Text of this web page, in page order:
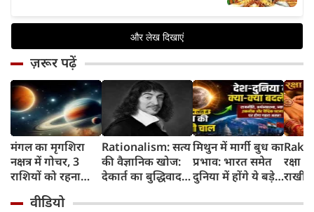
ज़रूर पढ़ें
मंगल का मृगशिरा
नक्षत्र में गोचर, 3
राशियों को रहना
सावधान
Rationalism: सत्य
की वैज्ञानिक खोज:
देकार्त का बुद्धिवाद
का जन्म
मिथुन में मार्गी बुध का
प्रभाव: भारत समेत
दुनिया में होंगे ये बड़े
रक्षा
राखी
वीडियो